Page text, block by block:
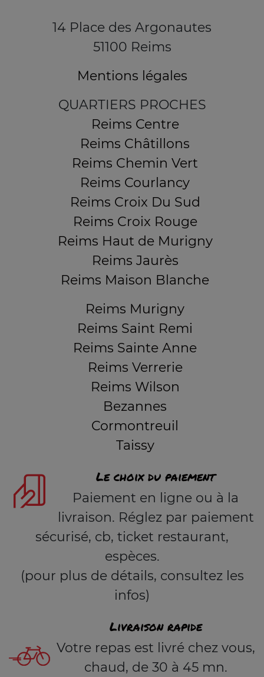
14 Place des Argonautes
51100 Reims
Mentions légales
QUARTIERS PROCHES
Reims Centre
Reims Châtillons
Reims Chemin Vert
Reims Courlancy
Reims Croix Du Sud
Reims Croix Rouge
Reims Haut de Murigny
Reims Jaurès
Reims Maison Blanche
Reims Murigny
Reims Saint Remi
Reims Sainte Anne
Reims Verrerie
Reims Wilson
Bezannes
Cormontreuil
Taissy
Le choix du paiement
Paiement en ligne ou à la
livraison. Réglez par paiement
sécurisé, cb, ticket restaurant,
espèces.
(pour plus de détails, consultez les
infos)
Livraison rapide
Votre repas est livré chez vous,
chaud, de 30 à 45 mn.